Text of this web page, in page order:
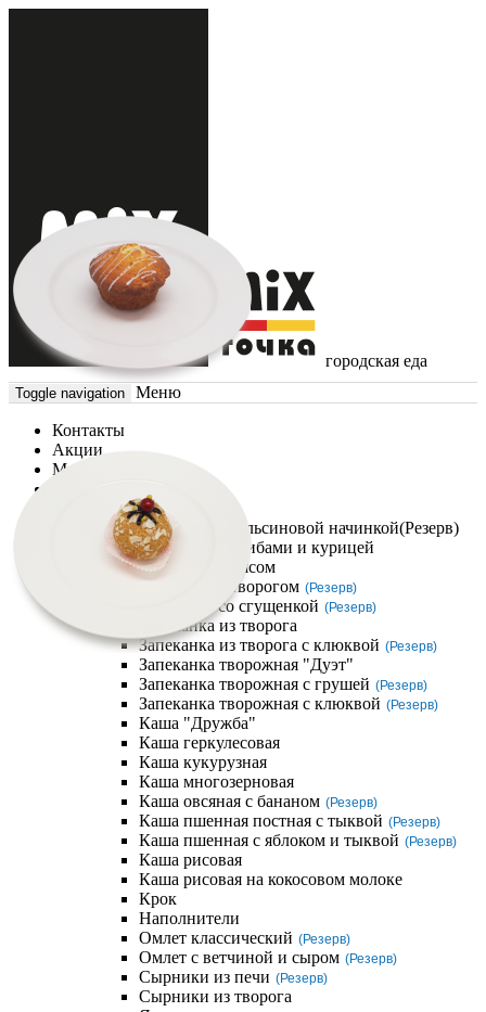
городская еда
Toggle navigation Меню
Контакты
Акции
Меню
Завтраки
Блинчик с апельсиновой начинкой(Резерв)
Блинчики с грибами и курицей
Блинчики с мясом
Блинчики с творогом (Резерв)
Блинчики со сгущенкой (Резерв)
Запеканка из творога
Запеканка из творога с клюквой (Резерв)
Запеканка творожная "Дуэт"
Запеканка творожная с грушей (Резерв)
Запеканка творожная с клюквой (Резерв)
Каша "Дружба"
Каша геркулесовая
Каша кукурузная
Каша многозерновая
Каша овсяная с бананом (Резерв)
Каша пшенная постная с тыквой (Резерв)
Каша пшенная с яблоком и тыквой (Резерв)
Каша рисовая
Каша рисовая на кокосовом молоке
Крок
Наполнители
Омлет классический (Резерв)
Омлет с ветчиной и сыром (Резерв)
Сырники из печи (Резерв)
Сырники из творога